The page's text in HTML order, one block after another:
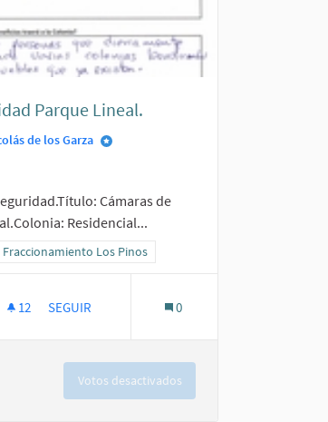
Parque Lineal.
de los Garza
Cámaras de
Residencial...
Secretaría Seguridad
Resultados al filtrar por el ámbito: Fraccionamiento Los Pinos
Fraccionamiento Los Pinos
12 12 SEGUIDORAS
SEGUIR 0
Votos desactivados